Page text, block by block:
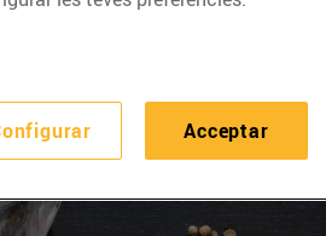
Acceptar